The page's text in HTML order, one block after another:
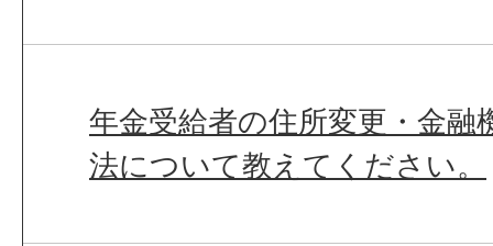
年金受給者の住所変更・金融
法について教えてください。